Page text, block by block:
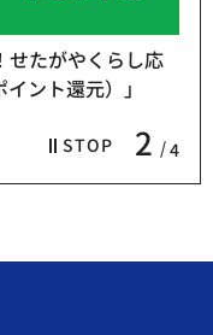
STOP 2 4
せたがやくらし応
ント還元）」